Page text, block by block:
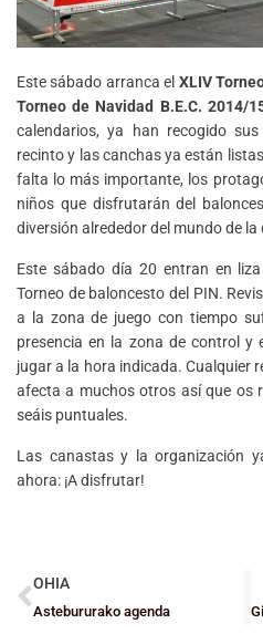
Este sábado arranca el XLIV
Torneo de Navidad B.E.C. 2014/
calendarios, ya han recogido
recinto y las canchas ya están
falta lo más importante, los
niños que disfrutarán del
diversión alrededor del mundo de la
Este sábado día 20 entran en
Torneo de baloncesto del PIN.
a la zona de juego con tiempo
presencia en la zona de control y
jugar a la hora indicada. Cualquier
afecta a muchos otros así que os
seáis puntuales.
Las canastas y la organización
ahora: ¡A disfrutar!
OHIA
Astebururako agenda